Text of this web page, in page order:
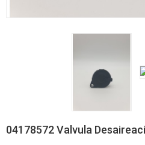
04178572 Valvula